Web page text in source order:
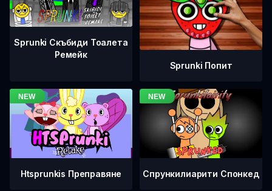
Sprunki Скъбиди Тоалета
Ремейк
Sprunki Попит
Htsprunkis Преправяне Спрункилиарити Спонкед